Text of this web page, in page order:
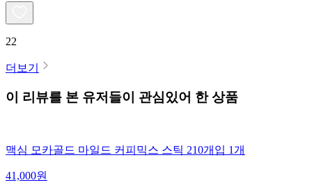
22
더보기
이 리뷰를 본 유저들이 관심있어 한 상품
맥심 모카골드 마일드 커피믹스 스틱 210개입 1개
41,000원